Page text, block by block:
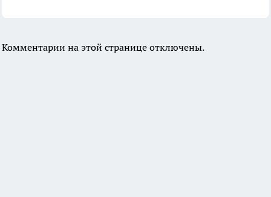
Комментарии на этой странице отключены.